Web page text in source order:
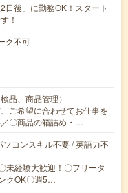
後」に勤務OK！スタート
！
ク不可
品、商品管理）
ご希望に合わせてお仕事を
〇商品の箱詰め・…
コンスキル不要 / 英語力不
未経験大歓迎！〇フリータ
クOK〇週5…